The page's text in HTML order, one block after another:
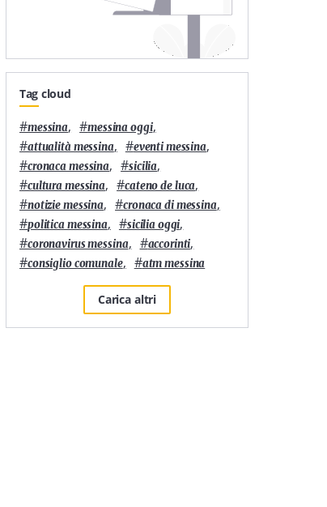
Tag cloud
#messina, #messina oggi,
#attualità messina, #eventi messina,
#cronaca messina, #sicilia,
#cultura messina, #cateno de luca,
#notizie messina, #cronaca di messina,
#politica messina, #sicilia oggi,
#coronavirus messina, #accorinti,
#consiglio comunale, #atm messina
Carica altri